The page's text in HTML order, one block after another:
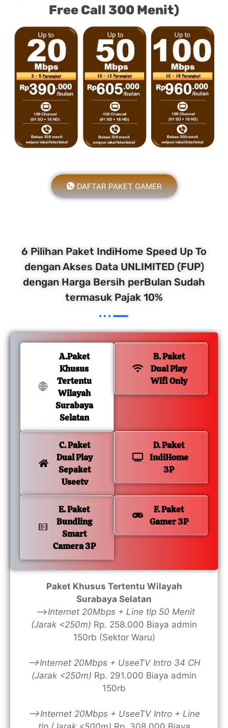
Free Call 300 Menit)
DAFTAR PAKET GAMER
6 Pilihan Paket IndiHome Speed Up To
dengan Akses Data UNLIMITED (FUP)
dengan Harga Bersih perBulan Sudah
termasuk Pajak 10%
A.Paket
Khusus
Tertentu
Wilayah
Surabaya
Selatan
B. Paket
Dual Play
Wifi Only
C. Paket
Dual Play
Sepaket
Useetv
D. Paket
IndiHome
3P
E. Paket
Bundling
Smart
Camera 3P
F. Paket
Gamer 3P
Paket Khusus Tertentu Wilayah
Surabaya Selatan
—>Internet 20Mbps + Line tlp 50 Menit
(Jarak <250m) Rp. 258.000 Biaya admin
150rb (Sektor Waru)
—>Internet 20Mbps + UseeTV Intro 34 CH
(Jarak <250m) Rp. 291.000 Biaya admin
150rb
—>Internet 20Mbps + UseeTV Intro + Line